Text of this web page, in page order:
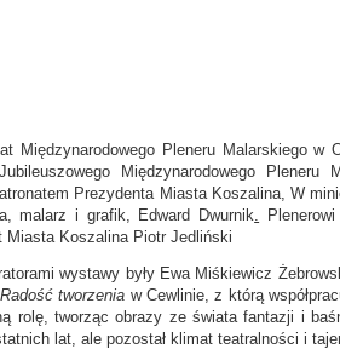
Międzynarodowego Pleneru Malarskiego w
Międzynarodowego Pleneru
Prezydenta Miasta Koszalina, W
malarz i grafik, Edward Dwurnik.
Miasta Koszalina Piotr Jedliński
wystawy były Ewa Miśkiewicz
Radość tworzenia w Cewlinie, z którą
rolę, tworząc obrazy ze świata fantazji i
lat, ale pozostał klimat teatralności i